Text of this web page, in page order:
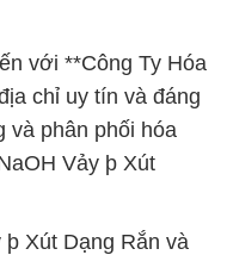
với **Công Ty Hóa
chỉ uy tín và đáng
và phân phối hóa
Vảy þ Xút
Xút Dạng Rắn và